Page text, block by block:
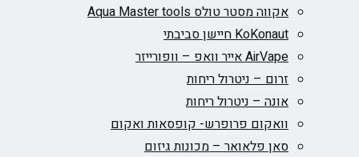
אקווה מסטר טולס Aqua Master tools
KoKonaut חיישן סביבתי
AirVape אייר וואפ – וופורייזר
זרום – ניטרול ריחות
אונה – ניטרול ריחות
וואקום פרופרש- קופסאות ואקום
סאן פלאואר – מכונות גיזום